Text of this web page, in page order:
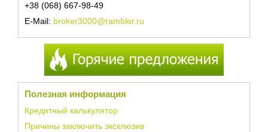
+38 (068) 667-98-49
E-Mail: broker3000@rambler.ru
Полезная информация
Кредитный калькулятор
Причины заключить эксклюзив